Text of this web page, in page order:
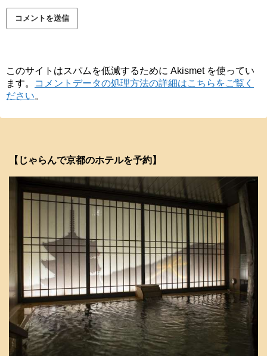
このサイトはスパムを低減するために Akismet を使ってい
ます。
コメントデータの処理方法の詳細はこちらをご覧く
ださい。
【じゃらんで京都のホテルを予約】